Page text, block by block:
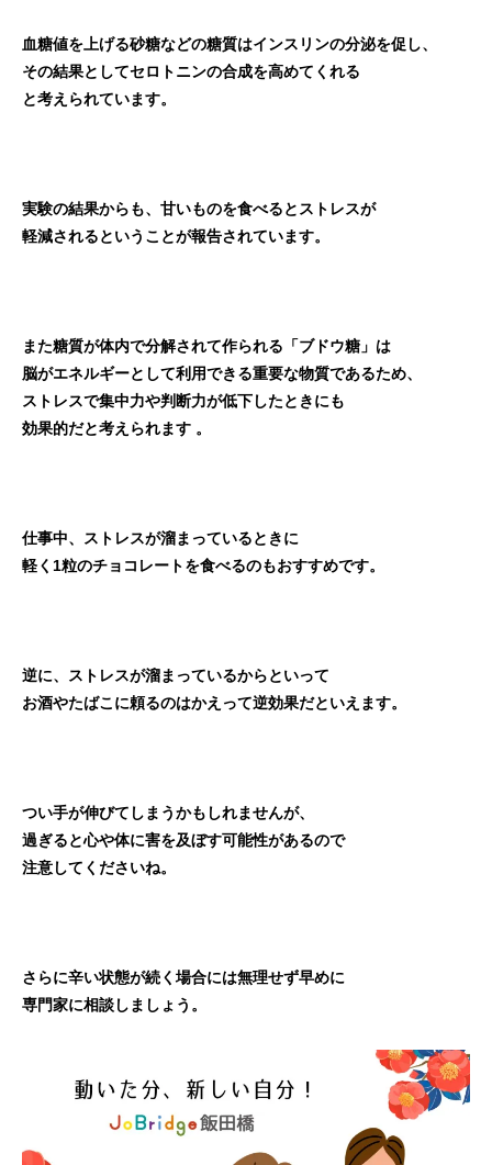
血糖値を上げる砂糖などの糖質はインスリンの分泌を促し、
その結果としてセロトニンの合成を高めてくれる
と考えられています。
実験の結果からも、甘いものを食べるとストレスが
軽減されるということが報告されています。
また糖質が体内で分解されて作られる「ブドウ糖」は
脳がエネルギーとして利用できる重要な物質であるため、
ストレスで集中力や判断力が低下したときにも
効果的だと考えられます 。
仕事中、ストレスが溜まっているときに
軽く1粒のチョコレートを食べるのもおすすめです。
逆に、ストレスが溜まっているからといって
お酒やたばこに頼るのはかえって逆効果だといえます。
つい手が伸びてしまうかもしれませんが、
過ぎると心や体に害を及ぼす可能性があるので
注意してくださいね。
さらに辛い状態が続く場合には無理せず早めに
専門家に相談しましょう。